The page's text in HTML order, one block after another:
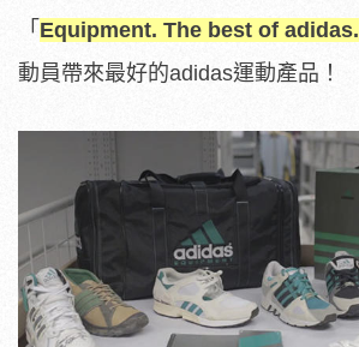
「 Equipment. The best of adidas.
動員帶來最好的adidas運動產品！